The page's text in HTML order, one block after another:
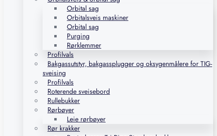
Orbital sag
Orbitalsveis maskiner
Orbital sag
Purging
Rørklemmer
Profilvals
Bakgassutstyr, bakgassplugger og oksygenmålere for TIG-
sveising
Profilvals
Roterende sveisebord
Rullebukker
Rørbøyer
Leie rørbøyer
Rør krakker